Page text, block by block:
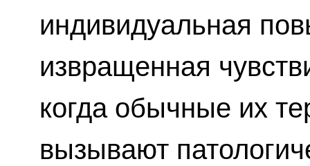
индивидуальная
извращенная
когда обычные их
вызывают